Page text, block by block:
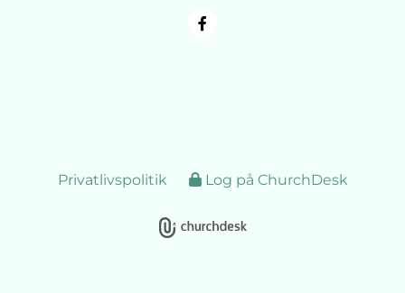
Privatlivspolitik Log på ChurchDesk